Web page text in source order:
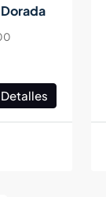
Detalles